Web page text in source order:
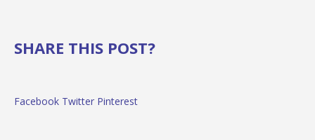
SHARE THIS POST?
Facebook Twitter Pinterest